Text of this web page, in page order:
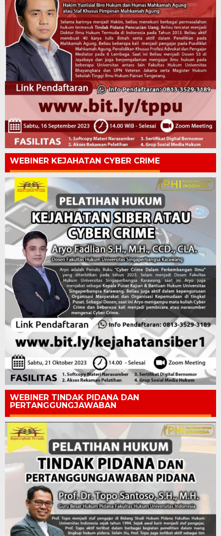
WEBINER KEJAHATAN CYBER CRIME
WEBINER TINDAK PIDANA DAN
PERTANGGUNGJAWABAN